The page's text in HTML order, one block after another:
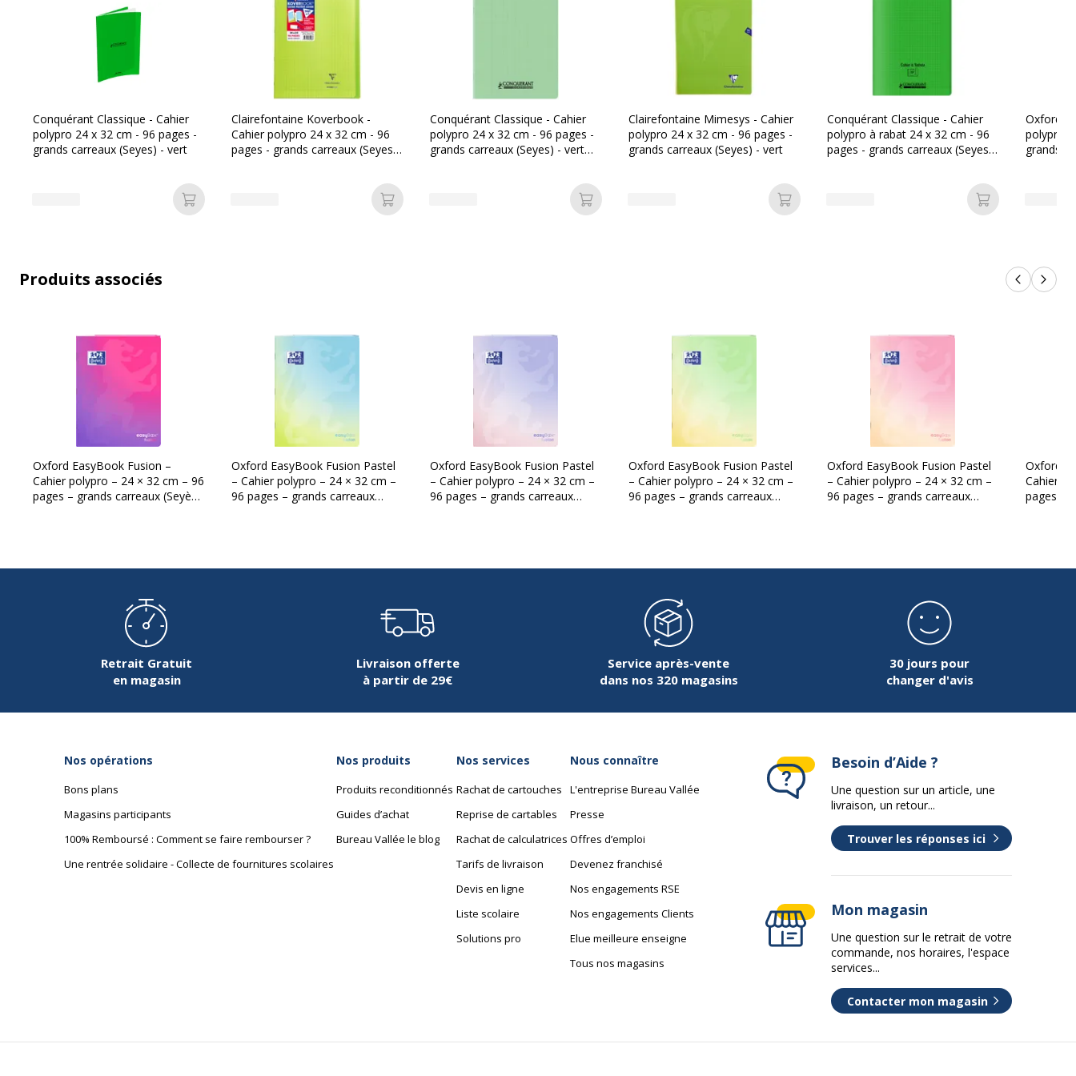
Type de réglure
Données d'identification
Données d'identification
Code barre maitre 3020120297033
Oxford
Conquérant Classique - Cahier
polypro 24 x 32 cm - 96 pages -
grands carreaux (Seyes) - vert
Ajouter au panier
Clairefontaine Koverbook -
Cahier polypro 24 x 32 cm - 96
pages - grands carreaux (Seyes)
Ajouter au panier
Conquérant Classique - Cahier
polypro 24 x 32 cm - 96 pages -
grands carreaux (Seyes) - vert
Ajouter au panier
Clairefontaine Mimesys - Cahier
polypro 24 x 32 cm - 96 pages -
grands carreaux (Seyes) - vert
Ajouter au panier
Conquérant Classique - Cahier
polypro à rabat 24 x 32 cm - 96
pages - grands carreaux (Seyes)
Ajouter au
Oxford
polypro
grands
Produits associés Produits
Oxford EasyBook Fusion –
Cahier polypro – 24 × 32 cm – 96
pages – grands carreaux (Seyès)
Oxford EasyBook Fusion Pastel
– Cahier polypro – 24 × 32 cm –
96 pages – grands carreaux
Oxford EasyBook Fusion Pastel
– Cahier polypro – 24 × 32 cm –
96 pages – grands carreaux
Oxford EasyBook Fusion Pastel
– Cahier polypro – 24 × 32 cm –
96 pages – grands carreaux
Oxford EasyBook Fusion Pastel
– Cahier polypro – 24 × 32 cm –
96 pages – grands carreaux
Oxford
Cahier
pages –
Retrait Gratuit
en magasin
Livraison offerte
à partir de 29€
Service après-vente
dans nos 320 magasins
30 jours pour
changer d'avis
Nos opérations
Bons plans
Magasins participants
100% Remboursé : Comment se faire rembourser ?
Une rentrée solidaire - Collecte de fournitures scolaires
Nos produits
Produits reconditionnés
Guides d’achat
Bureau Vallée le blog
Nos services
Rachat de cartouches
Reprise de cartables
Rachat de calculatrices
Tarifs de livraison
Devis en ligne
Liste scolaire
Solutions pro
Nous connaître
L'entreprise Bureau Vallée
Presse
Offres d’emploi
Devenez franchisé
Nos engagements RSE
Nos engagements Clients
Elue meilleure enseigne
Tous nos magasins
Besoin d’Aide ?
Une question sur un article, une
livraison, un retour...
Trouver les réponses ici
Mon magasin
Une question sur le retrait de votre
commande, nos horaires, l'espace
services...
Contacter mon magasin